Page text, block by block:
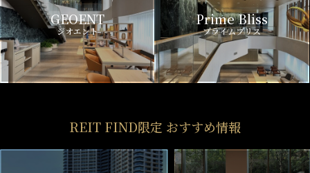
GEOENT
ジオエント
Prime Bliss
プライムブリス
REIT FIND限定 おすすめ情報